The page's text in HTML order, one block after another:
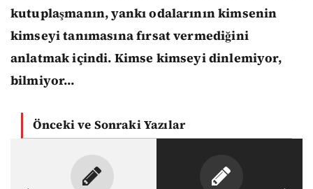
kutuplaşmanın, yankı odalarının kimsenin
kimseyi tanımasına fırsat vermediğini
anlatmak içindi. Kimse kimseyi dinlemiyor,
bilmiyor…
Önceki ve Sonraki Yazılar